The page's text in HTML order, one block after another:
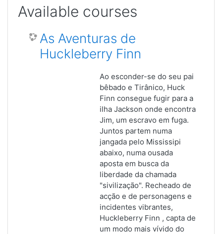
Available courses
As Aventuras de
Huckleberry Finn
Ao esconder-se do seu pai
bêbado e Tirânico, Huck
Finn consegue fugir para a
ilha Jackson onde encontra
Jim, um escravo em fuga.
Juntos partem numa
jangada pelo Mississipi
abaixo, numa ousada
aposta em busca da
liberdade da chamada
"sivilização". Recheado de
acção e de personagens e
incidentes vibrantes,
Huckleberry Finn , capta de
um modo mais vívido do